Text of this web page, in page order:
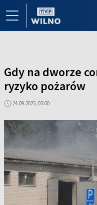
Gdy na dworze
ryzyko pożarów
24.09.2025, 05:00